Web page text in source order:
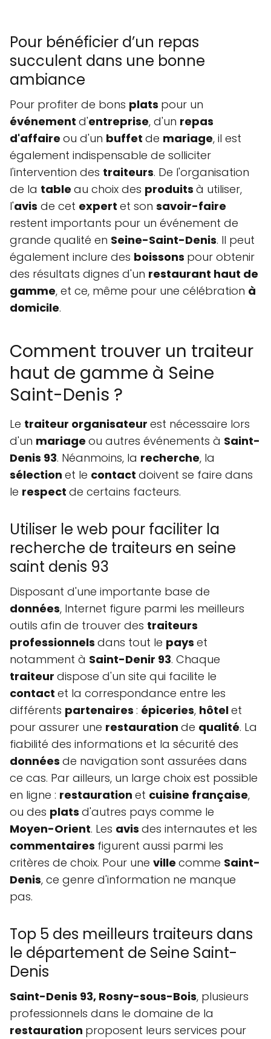
Pour bénéficier d’un repas
succulent dans une bonne
ambiance
Pour profiter de bons plats pour un
événement d'entreprise, d'un repas
d'affaire ou d'un buffet de mariage, il est
également indispensable de solliciter
l'intervention des traiteurs. De l'organisation
de la table au choix des produits à utiliser,
l'avis de cet expert et son savoir-faire
restent importants pour un événement de
grande qualité en Seine-Saint-Denis. Il peut
également inclure des boissons pour obtenir
des résultats dignes d'un restaurant haut de
gamme, et ce, même pour une célébration à
domicile.
Comment trouver un traiteur
haut de gamme à Seine
Saint-Denis ?
Le traiteur organisateur est nécessaire lors
d'un mariage ou autres événements à Saint-
Denis 93. Néanmoins, la recherche, la
sélection et le contact doivent se faire dans
le respect de certains facteurs.
Utiliser le web pour faciliter la
recherche de traiteurs en seine
saint denis 93
Disposant d'une importante base de
données, Internet figure parmi les meilleurs
outils afin de trouver des traiteurs
professionnels dans tout le pays et
notamment à Saint-Denir 93. Chaque
traiteur dispose d'un site qui facilite le
contact et la correspondance entre les
différents partenaires : épiceries, hôtelet
pour assurer une restauration de qualité. La
fiabilité des informations et la sécurité des
données de navigation sont assurées dans
ce cas. Par ailleurs, un large choix est possible
en ligne : restauration et cuisine française,
ou des plats d'autres pays comme le
Moyen-Orient. Les avis des internautes et les
commentaires figurent aussi parmi les
critères de choix. Pour une ville comme Saint-
Denis, ce genre d'information ne manque
pas.
Top 5 des meilleurs traiteurs dans
le département de Seine Saint-
Denis
Saint-Denis 93, Rosny-sous-Bois, plusieurs
professionnels dans le domaine de la
restauration proposent leurs services pour